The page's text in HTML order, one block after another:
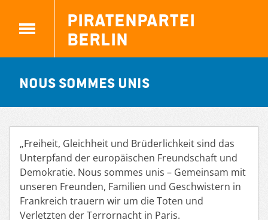
Piratenpartei
Berlin
Nous sommes unis
„Freiheit, Gleichheit und Brüderlichkeit sind das
Unterpfand der europäischen Freundschaft und
Demokratie. Nous sommes unis – Gemeinsam mit
unseren Freunden, Familien und Geschwistern in
Frankreich trauern wir um die Toten und
Verletzten der Terrornacht in Paris.